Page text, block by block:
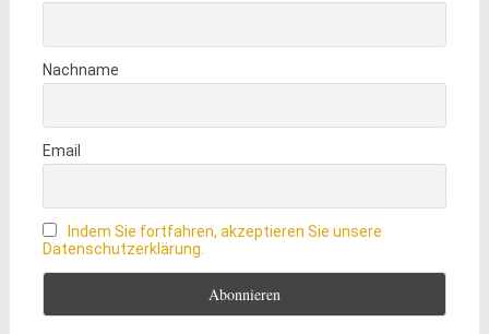
Nachname
Email
Indem Sie fortfahren, akzeptieren Sie unsere
Datenschutzerklärung.